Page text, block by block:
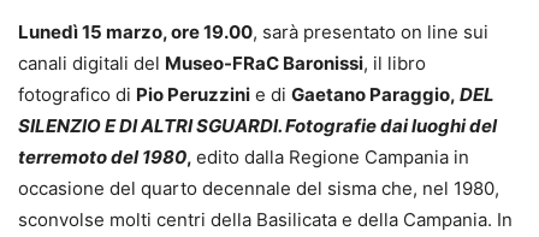
Lunedì 15 marzo, ore 19.00, sarà presentato on line sui
canali digitali del Museo-FRaC Baronissi, il libro
fotografico di Pio Peruzzini e di Gaetano Paraggio, DEL
SILENZIO E DI ALTRI SGUARDI. Fotografie dai luoghi del
terremoto del 1980, edito dalla Regione Campania in
occasione del quarto decennale del sisma che, nel 1980,
sconvolse molti centri della Basilicata e della Campania. In